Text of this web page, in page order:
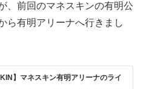
、前回のマネスキンの有明公
ら有明アリーナへ行きまし
】マネスキン有明アリーナのライ